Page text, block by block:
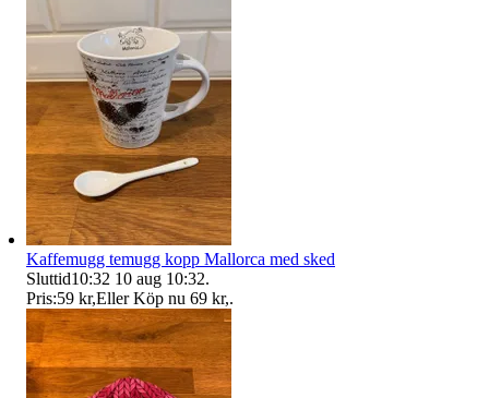
Kaffemugg temugg kopp Mallorca med sked
Sluttid10:32 10 aug 10:32.
Pris:59 kr,Eller Köp nu 69 kr,.